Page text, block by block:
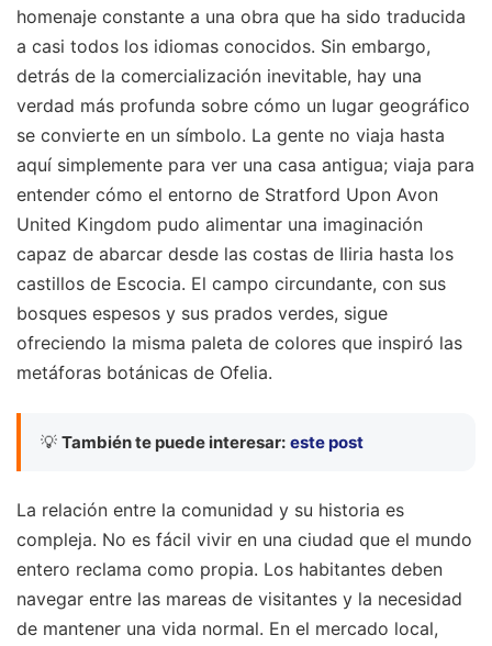
homenaje constante a una obra que ha sido traducida
a casi todos los idiomas conocidos. Sin embargo,
detrás de la comercialización inevitable, hay una
verdad más profunda sobre cómo un lugar geográfico
se convierte en un símbolo. La gente no viaja hasta
aquí simplemente para ver una casa antigua; viaja para
entender cómo el entorno de Stratford Upon Avon
United Kingdom pudo alimentar una imaginación
capaz de abarcar desde las costas de Iliria hasta los
castillos de Escocia. El campo circundante, con sus
bosques espesos y sus prados verdes, sigue
ofreciendo la misma paleta de colores que inspiró las
metáforas botánicas de Ofelia.
💡 También te puede interesar: este post
La relación entre la comunidad y su historia es
compleja. No es fácil vivir en una ciudad que el mundo
entero reclama como propia. Los habitantes deben
navegar entre las mareas de visitantes y la necesidad
de mantener una vida normal. En el mercado local,